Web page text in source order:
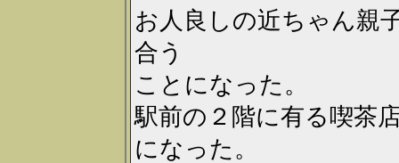
お人良しの近ちゃん親
合う
ことになった。
駅前の２階に有る喫茶
になった。